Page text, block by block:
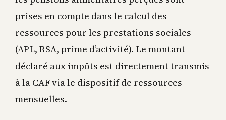
prises en compte dans le calcul des
ressources pour les prestations sociales
(APL, RSA, prime d’activité). Le montant
déclaré aux impôts est directement transmis
à la CAF via le dispositif de ressources
mensuelles.